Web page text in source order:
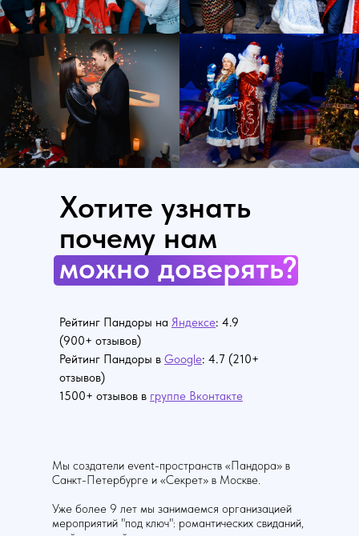
Хотите узнать
почему нам
можно доверять?
Рейтинг Пандоры на Яндексе: 4.9
(900+ отзывов)
Рейтинг Пандоры в Google: 4.7 (210+
отзывов)
1500+ отзывов в группе Вконтакте
Мы создатели event-пространств «Пандора» в
Санкт-Петербурге и «Секрет» в Москве.
Уже более 9 лет мы занимаемся организацией
мероприятий "под ключ": романтических свиданий,